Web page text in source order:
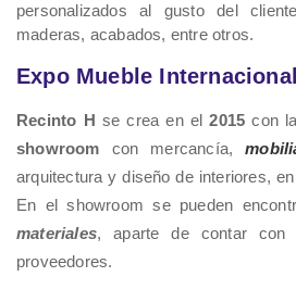
personalizados al gusto del
maderas, acabados, entre otros.
Expo Mueble
Recinto H se crea en el2015 con
showroom con mercancía,
arquitectura y diseño de interiores,
En el showroom se pueden
materiales, aparte de contar con
proveedores.